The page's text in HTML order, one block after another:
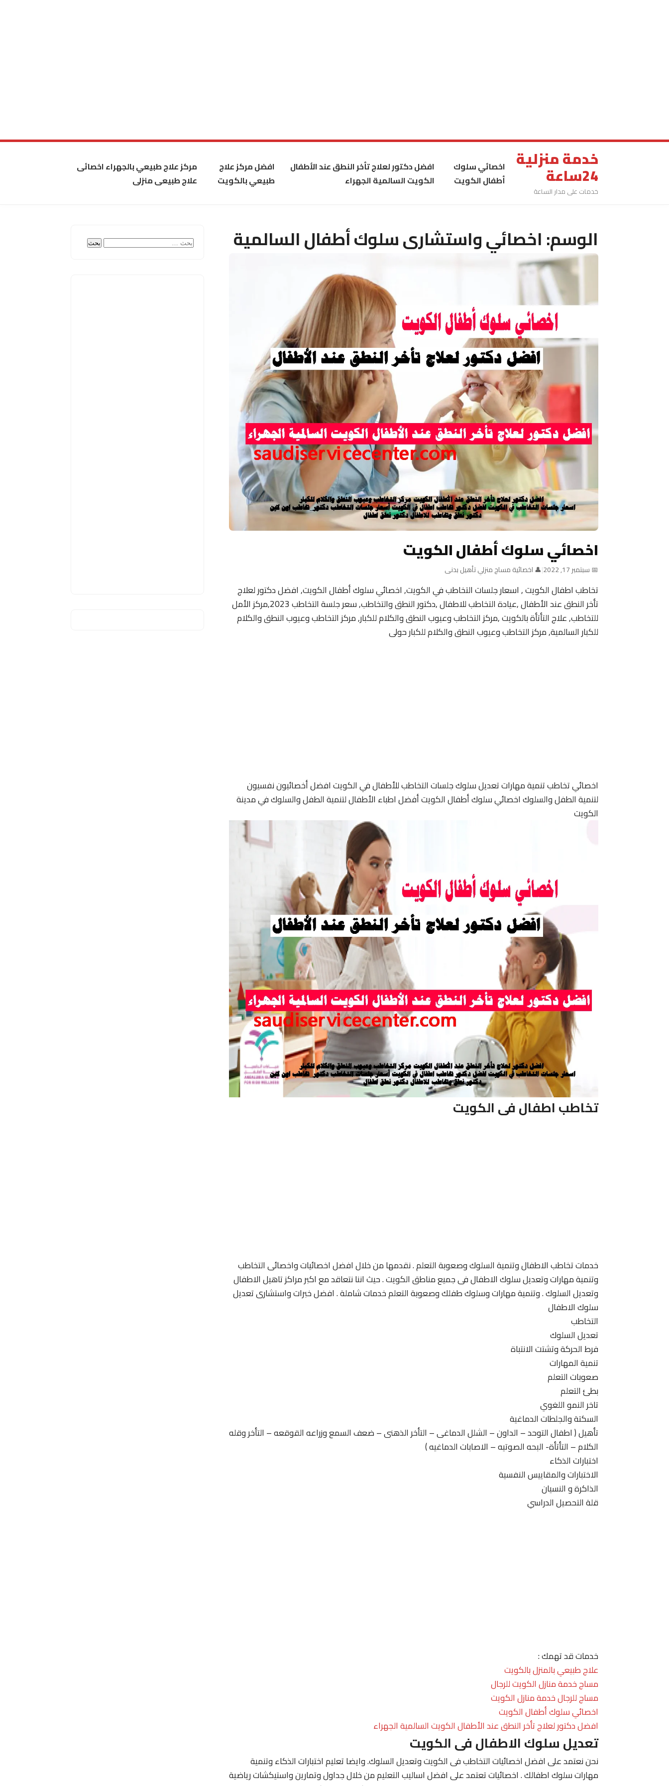
خدمة منزلية
24ساعة
خدمات على مدار الساعة
اخصائي سلوك
أطفال الكويت
افضل دكتور لعلاج تأخر النطق عند الأطفال
الكويت السالمية الجهراء
افضل مركز علاج
طبيعي بالكويت
مركز علاج طبيعي بالجهراء اخصائى
علاج طبيعى منزلى
الوسم:اخصائي واستشارى سلوك أطفال السالمية
اخصائي سلوك أطفال الكويت
📅 سبتمبر 17, 2022 |👤 اخصائية مساج منزلي تأهيل بدنى
تخاطب اطفال الكويت , اسعار جلسات التخاطب في الكويت, اخصائي سلوك أطفال الكويت, افضل دكتور لعلاج
تأخر النطق عند الأطفال ,عيادة التخاطب للاطفال ,دكتور النطق والتخاطب, سعر جلسة التخاطب 2023,مركز الأمل
للتخاطب, علاج التأتأة بالكويت ,مركز التخاطب وعيوب النطق والكلام للكبار, مركز التخاطب وعيوب النطق والكلام
للكبار السالمية, مركز التخاطب وعيوب النطق والكلام للكبار حولى
اخصائي تخاطب تنمية مهارات تعديل سلوك جلسات التخاطب للأطفال في الكويت افضل أخصائيون نفسيون
لتنمية الطفل والسلوك اخصائي سلوك أطفال الكويت أفضل اطباء الأطفال لتنمية الطفل والسلوك في مدينة
الكويت
تخاطب اطفال فى الكويت
خدمات تخاطب الاطفال وتنمية السلوك وصعوبة التعلم . نقدمها من خلال افضل اخصائيات واخصائى التخاطب
وتنمية مهارات وتعديل سلوك الاطفال فى جميع مناطق الكويت . حيث اننا نتعاقد مع اكبر مراكز تاهيل الاطفال
وتعديل السلوك . وتنمية مهارات وسلوك طفلك وصعوبة التعلم خدمات شاملة . افضل خبرات واستشارى تعديل
سلوك الاطفال
التخاطب
تعديل السلوك
فرط الحركة وتشتت الانتباة
تنمية المهارات
صعوبات التعلم
بطئ التعلم
تاخر النمو اللغوي
السكتة والجلطات الدماغية
تأهيل ( اطفال التوحد – الداون – الشلل الدماغى – التأخر الذهنى – ضعف السمع وزراعه القوقعه – التأخر وقله
الكلام – التأتأة- البحه الصوتيه – الاصابات الدماغيه )
اختبارات الذكاء
الاختبارات والمقاييس النفسية
الذاكرة و النسيان
قلة التحصيل الدراسي
خدمات قد تهمك :
علاج طبيعي بالمنزل بالكويت
مساج خدمة منازل الكويت للرجال
مساج للرجال خدمة منازل الكويت
اخصائي سلوك أطفال الكويت
افضل دكتور لعلاج تأخر النطق عند الأطفال الكويت السالمية الجهراء
تعديل سلوك الاطفال فى الكويت
نحن نعتمد على افضل اخصائيات التخاطب فى الكويت وتعديل السلوك. وايضا تعليم اختبارات الذكاء وتنمية
مهارات سلوك اطفالك . اخصائيات تعتمد على افضل اساليب التعليم من خلال جداول وتمارين واستيكشات رياضية
البحث